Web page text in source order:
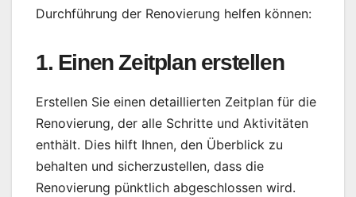
Durchführung der Renovierung helfen können:
1. Einen Zeitplan erstellen
Erstellen Sie einen detaillierten Zeitplan für die
Renovierung, der alle Schritte und Aktivitäten
enthält. Dies hilft Ihnen, den Überblick zu
behalten und sicherzustellen, dass die
Renovierung pünktlich abgeschlossen wird.